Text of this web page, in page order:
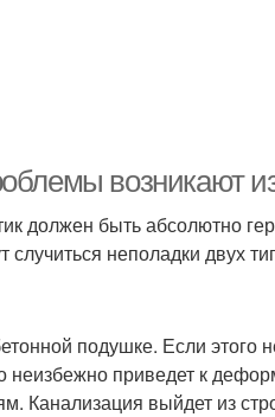
возникают
должен быть абсолютно
неполадки двух
подушке. Если этого
неизбежно приведет к
Канализация выйдет из